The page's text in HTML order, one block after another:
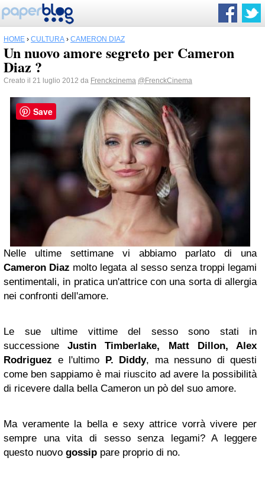
HOME › CULTURA › CAMERON DIAZ
Un nuovo amore segreto per Cameron
Diaz ?
Creato il 21 luglio 2012 da Frenckcinema @FrenckCinema
Nelle ultime settimane vi abbiamo parlato di una
Cameron Diaz molto legata al sesso senza troppi legami
sentimentali, in pratica un'attrice con una sorta di allergia
nei confronti dell'amore.
Le sue ultime vittime del sesso sono stati in
successioneJustin Timberlake, Matt Dillon, Alex
Rodriguez e l'ultimo P. Diddy, ma nessuno di questi
come ben sappiamo è mai riuscito ad avere la possibilità
di ricevere dalla bella Cameron un pò del suo amore.
Ma veramente la bella e sexy attrice vorrà vivere per
sempre una vita di sesso senza legami? A leggere
questo nuovo gossip pare proprio di no.
Save